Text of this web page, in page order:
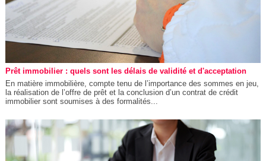
Prêt immobilier : quels sont les délais de validité et d'acceptation
En matière immobilière, compte tenu de l’importance des sommes en jeu,
la réalisation de l’offre de prêt et la conclusion d’un contrat de crédit
immobilier sont soumises à des formalités...